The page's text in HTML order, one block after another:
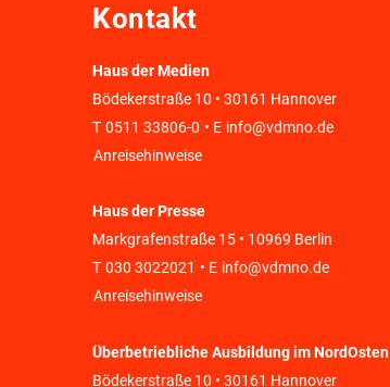
Kontakt
Haus der Medien
Bödekerstraße 10 • 30161 Hannover
T 0511 33806-0 • E info@vdmno.de
Anreisehinweise
Haus der Presse
Markgrafenstraße 15 • 10969 Berlin
T 030 3022021 • E info@vdmno.de
Anreisehinweise
Überbetriebliche Ausbildung im NordOsten
Bödekerstraße 10 • 30161 Hannover